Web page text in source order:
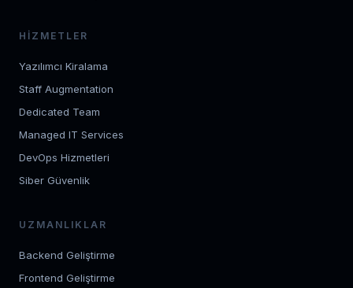
HIZMETLER
Yazılımcı Kiralama
Staff Augmentation
Dedicated Team
Managed IT Services
DevOps Hizmetleri
Siber Güvenlik
UZMANLIKLAR
Backend Geliştirme
Frontend Geliştirme